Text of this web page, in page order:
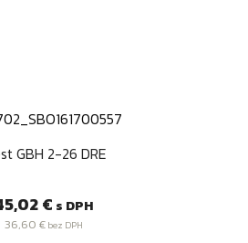
GBH 2-26 DRE
€ s DPH
36,60 € bez DPH